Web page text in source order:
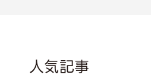
人気記事